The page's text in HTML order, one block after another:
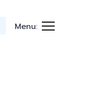
Menu: